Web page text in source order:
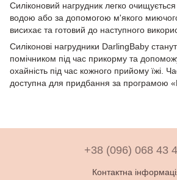
Силіконовий нагрудник легко
водою або за допомогою м'якого
висихає та готовий до наступного
Силіконові нагрудники DarlingBaby
помічником під час прикорму та
охайність під час кожного прийому їжі.
доступна для придбання за програмою
+38 (096) 068 43
Контактна